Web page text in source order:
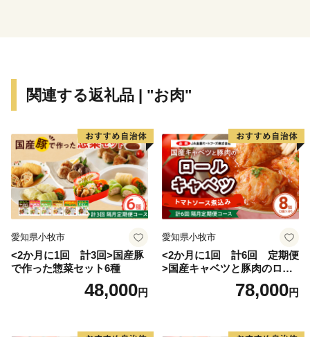
関連する返礼品 | "お肉"
愛知県小牧市
<2か月に1回 計3回>国産豚
で作った惣菜セット6種
48,000円
愛知県小牧市
<2か月に1回 計6回 定期便
>国産キャベツと豚肉のロー
ルキャベツ（4P入り）
78,000円